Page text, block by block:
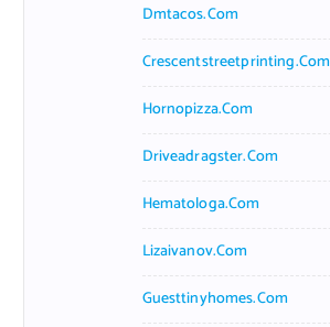
Dmtacos.com
Crescentstreetprinting.com
Hornopizza.com
Driveadragster.com
Hematologa.com
Lizaivanov.com
Guesttinyhomes.com